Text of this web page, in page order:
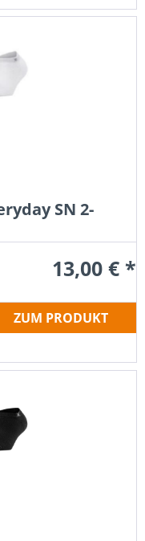
SN 2-
13,00 € *
ZUM PRODUKT